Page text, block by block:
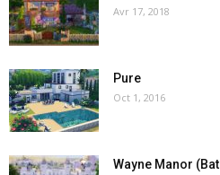
Avr 17, 2018
Pure
Oct 1, 2016
Wayne Manor